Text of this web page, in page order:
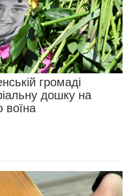
громаді
дошку на
воїна